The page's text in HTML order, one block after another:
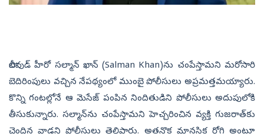
బాలీవుడ్‌ హీరో సల్మాన్‌ ఖాన్‌ (Salman Khan)ను చంపేస్తామని మరోసారి
బెదిరింపులు వచ్చిన నేపథ్యంలో ముంబై పోలీసులు అప్రమత్తమయ్యారు.
కొన్ని గంటల్లోనే ఆ మెసేజ్‌ పంపిన నిందితుడిని పోలీసులు అదుపులోకి
తీసుకున్నారు. సల్మాన్‌ను చంపేస్తామని హెచ్చరించిన వ్యక్తి గుజరాత్‌కు
చెందిన వాడని పోలీసులు తెలిపారు. అతనొక మానసిక రోగి అంటూ